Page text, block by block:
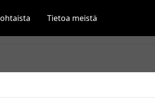
Tietoa meistä